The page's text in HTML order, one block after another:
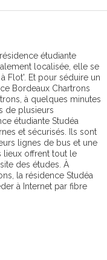
étudiante
localisée, elle se
Flot'. Et pour séduire un
Bordeaux Chartrons
à quelques minutes
de plusieurs
étudiante Studéa
et sécurisés. Ils sont
lignes de bus et une
lieux offrent tout le
des études. À
la résidence Studéa
à Internet par fibre